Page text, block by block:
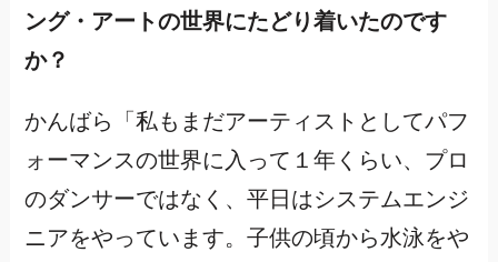
ング・アートの世界にたどり着いたのです
か？
かんばら「私もまだアーティストとしてパフ
ォーマンスの世界に入って１年くらい、プロ
のダンサーではなく、平日はシステムエンジ
ニアをやっています。子供の頃から水泳をや